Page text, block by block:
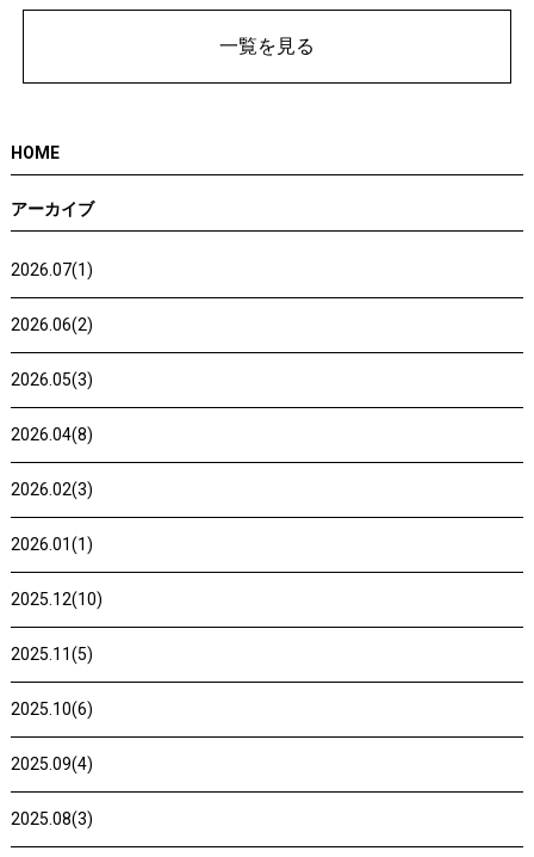
一覧を見る
HOME
アーカイブ
2026.07(1)
2026.06(2)
2026.05(3)
2026.04(8)
2026.02(3)
2026.01(1)
2025.12(10)
2025.11(5)
2025.10(6)
2025.09(4)
2025.08(3)